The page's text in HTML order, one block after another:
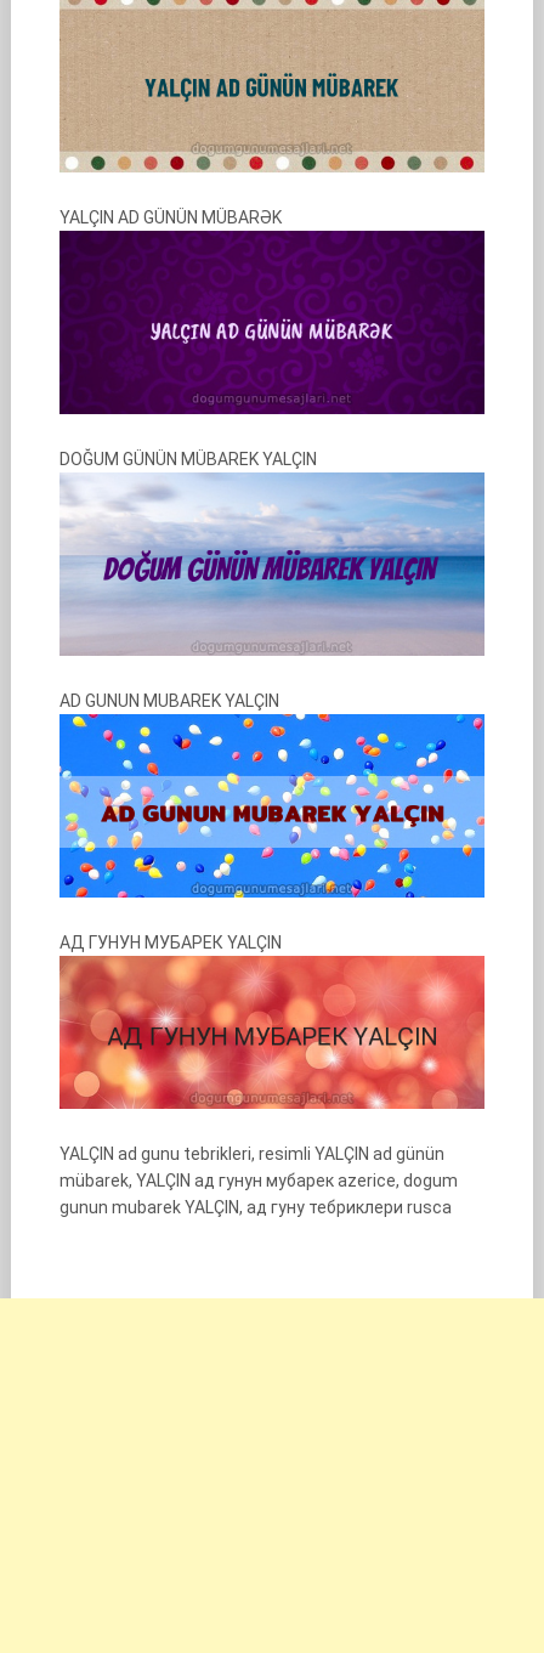
YALÇIN AD GÜNÜN MÜBARƏK
DOĞUM GÜNÜN MÜBAREK YALÇIN
AD GUNUN MUBAREK YALÇIN
АД ГУНУН МУБАРЕК YALÇIN
YALÇIN ad gunu tebrikleri, resimli YALÇIN ad günün
mübarek, YALÇIN ад гунун мубарек azerice, dogum
gunun mubarek YALÇIN, ад гуну тебриклери rusca